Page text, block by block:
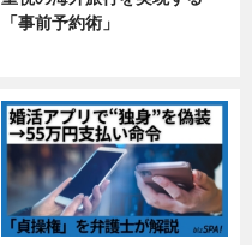
「事前予約術」